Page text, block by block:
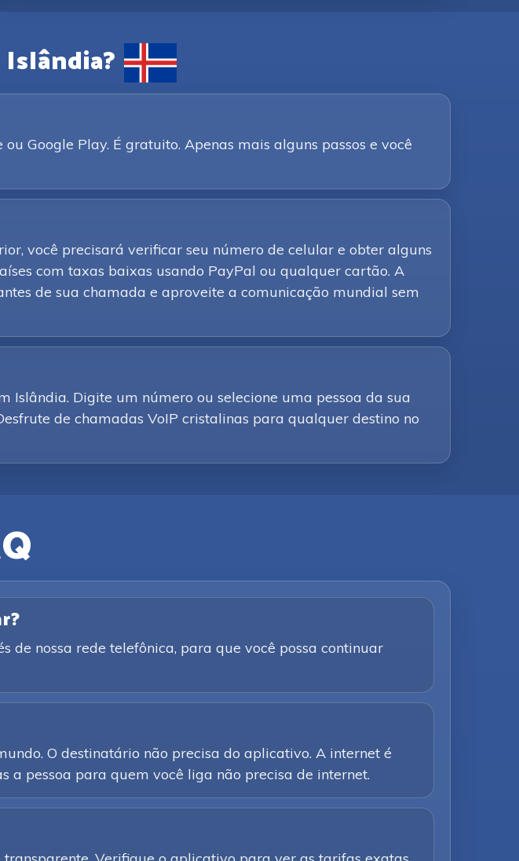
Google Play. É gratuito. Apenas mais alguns passos e você
você precisará verificar seu número de celular e obter alguns
com taxas baixas usando PayPal ou qualquer cartão. A
de sua chamada e aproveite a comunicação mundial sem
Digite um número ou selecione uma pessoa da sua
de chamadas VoIP cristalinas para qualquer destino no
de nossa rede telefônica, para que você possa continuar
O destinatário não precisa do aplicativo. A internet é
pessoa para quem você liga não precisa de internet.